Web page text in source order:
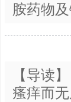
胺药物
【导读
瘙痒而